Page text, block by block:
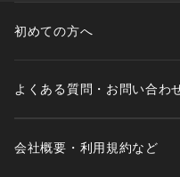
初めての方へ
よくある質問・お問い合わ
会社概要・利用規約など